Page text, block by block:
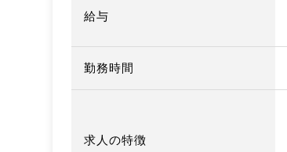
給与
勤務時間
求人の特徴